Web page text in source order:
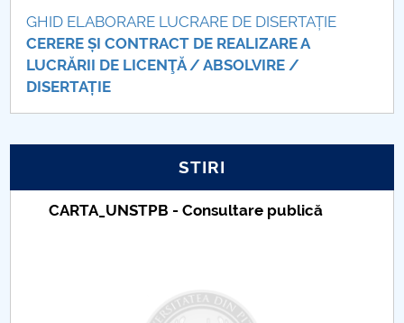
Parteneri CUP
Centrul de Consiliere și Orientare în Carieră
MENIU CANTINA
GHID ELABORARE LUCRARE DE DISERTAȚIE
CERERE ȘI CONTRACT DE REALIZARE A
LUCRĂRII DE LICENŢĂ / ABSOLVIRE /
DISERTAȚIE
STIRI
Taxe de școlarizare indexate – Centrul